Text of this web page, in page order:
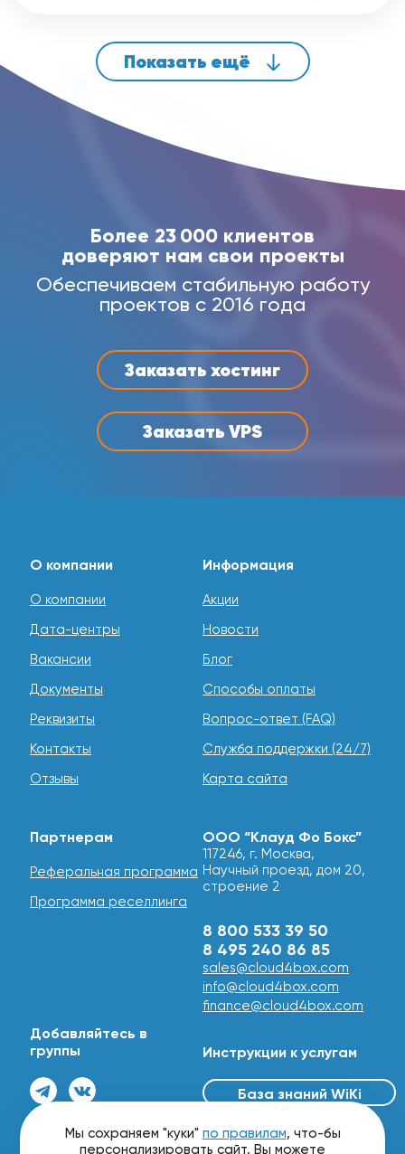
Показать ещё
Заказать хостинг
Заказать VPS
Более 23 000 клиентов
доверяют нам свои проекты
Обеспечиваем стабильную работу
проектов с 2016 года
О компании
О компании
Дата-центры
Вакансии
Документы
Реквизиты
Контакты
Отзывы
Информация
Акции
Новости
Блог
Способы оплаты
Вопрос-ответ (FAQ)
Служба поддержки (24/7)
Карта сайта
Партнерам
Реферальная программа
Программа реселлинга
Добавляйтесь в
группы
ООО “Клауд Фо Бокс”
117246, г. Москва,
Научный проезд, дом 20,
строение 2
8 800 533 39 50
8 495 240 86 85
sales@cloud4box.com
info@cloud4box.com
finance@cloud4box.com
Инструкции к услугам
База знаний WiKi
© 2016 - 2026
Мы сохраняем "куки" по правилам, что-бы
персонализировать сайт. Вы можете